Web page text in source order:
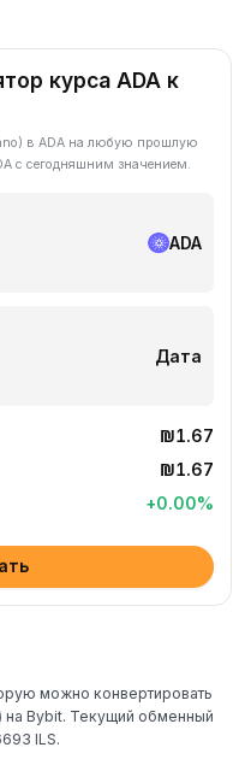
курса ADA к
в ADA на любую прошлую
с сегодняшним значением.
ADA
Дата
₪1.67
₪1.67
+0.00%
можно конвертировать
на Bybit. Текущий обменный
ILS.